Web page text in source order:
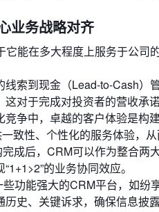
业务战略对齐
能在多大程度上服务于公司
线索到现金（Lead-to-Cash）
对于完成对投资者的营收承诺
竞争中，卓越的客户体验是构
致性、个性化的服务体验，
完成后，CRM可以作为整合两
的业务协同效应。
些功能强大的CRM平台，如纷
史、关键诉求，确保信息披